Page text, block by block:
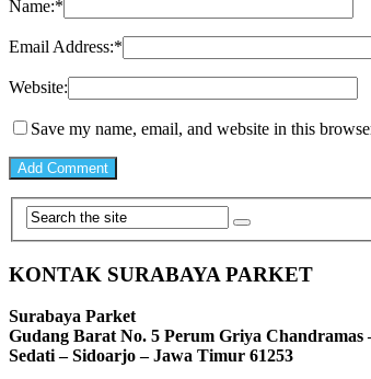
Name:*
Email Address:*
Website:
Save my name, email, and website in this
KONTAK SURABAYA PARKET
Surabaya Parket
Gudang Barat No. 5 Perum Griya Chandramas
Sedati – Sidoarjo – Jawa Timur 61253